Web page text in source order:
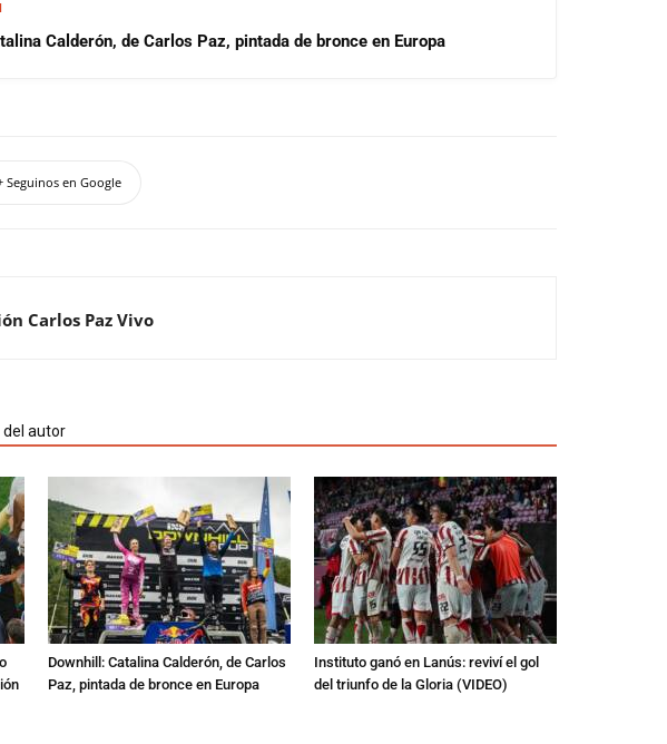
Calderón, de Carlos Paz, pintada de bronce en Europa
Seguinos en Google
Carlos Paz Vivo
del autor
Downhill: Catalina Calderón, de Carlos
Paz, pintada de bronce en Europa
Instituto ganó en Lanús: reviví el gol
del triunfo de la Gloria (VIDEO)